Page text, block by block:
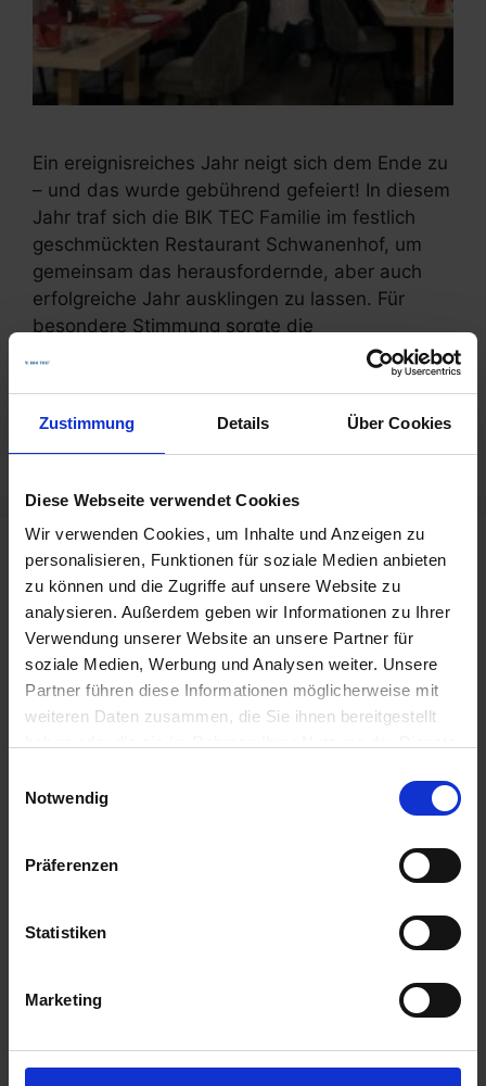
Zustimmung Details Über Cookies
Diese Webseite verwendet Cookies
Wir verwenden Cookies, um Inhalte und Anzeigen zu
personalisieren, Funktionen für soziale Medien anbieten
zu können und die Zugriffe auf unsere Website zu
analysieren. Außerdem geben wir Informationen zu Ihrer
Verwendung unserer Website an unsere Partner für
soziale Medien, Werbung und Analysen weiter. Unsere
Partner führen diese Informationen möglicherweise mit
weiteren Daten zusammen, die Sie ihnen bereitgestellt
Notwendig
Präferenzen
Statistiken
Marketing
Ein ereignisreiches Jahr neigt sich dem Ende zu
– und das wurde gebührend gefeiert! In diesem
Jahr traf sich die BIK TEC Familie im festlich
geschmückten Restaurant Schwanenhof, um
gemeinsam das herausfordernde, aber auch
erfolgreiche Jahr ausklingen zu lassen. Für
besondere Stimmung sorgte die
Planwagenfahrt, die das Team auf eine …
Allgemein,News
Ein großes Bike Hotel® findet sein
Zuhause in Werl
26. September 2025